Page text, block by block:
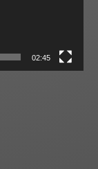
02:45